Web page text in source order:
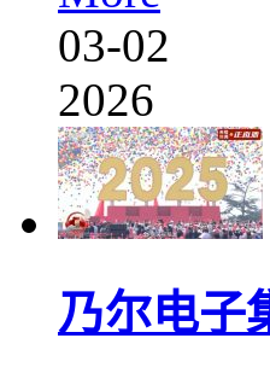
03-02
2026
乃尔电子